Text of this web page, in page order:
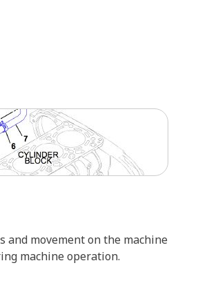
movement on the machine
machine operation.